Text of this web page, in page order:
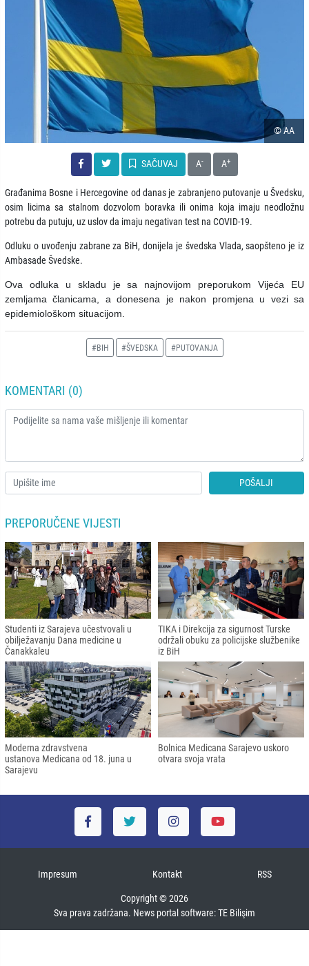
© AA
SAČUVAJ A- A+
Građanima Bosne i Hercegovine od danas je zabranjeno putovanje u Švedsku,
osim licima sa stalnom dozvolom boravka ili onima koja imaju neodložnu
potrebu da putuju, uz uslov da imaju negativan test na COVID-19.
Odluku o uvođenju zabrane za BiH, donijela je švedska Vlada, saopšteno je iz
Ambasade Švedske.
Ova odluka u skladu je sa najnovijom preporukom Vijeća EU
zemljama članicama, a donesena je nakon promjena u vezi sa
epidemiološkom situacijom.
#BIH #ŠVEDSKA #PUTOVANJA
KOMENTARI (0)
POŠALJI
PREPORUČENE VIJESTI
Studenti iz Sarajeva učestvovali u
obilježavanju Dana medicine u
Čanakkaleu
TIKA i Direkcija za sigurnost Turske
održali obuku za policijske službenike
iz BiH
Moderna zdravstvena
ustanova Medicana od 18. juna u
Sarajevu
Bolnica Medicana Sarajevo uskoro
otvara svoja vrata
Impresum Kontakt RSS
Copyright © 2026
Sva prava zadržana. News portal software:TE Bilişim